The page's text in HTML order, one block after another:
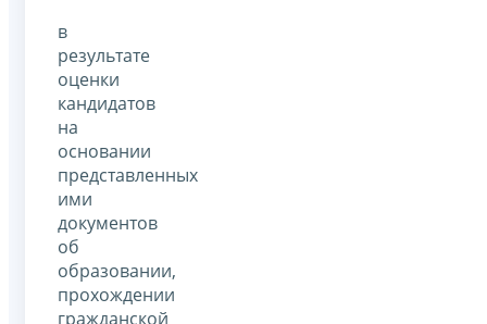
в
результате
оценки
кандидатов
на
основании
представленных
ими
документов
об
образовании,
прохождении
гражданской